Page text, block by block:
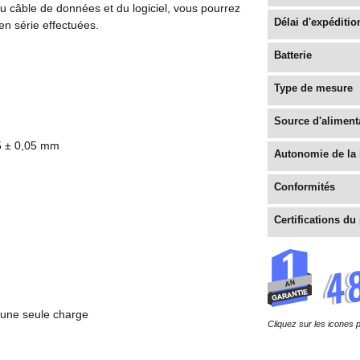
câble de données et du logiciel, vous pourrez
série effectuées.
± 0,05 mm
seule charge
Délai
Batterie
Type de mesure
Source
Autonomie de la
Conformités
Certifications du
Cliquez sur les icones